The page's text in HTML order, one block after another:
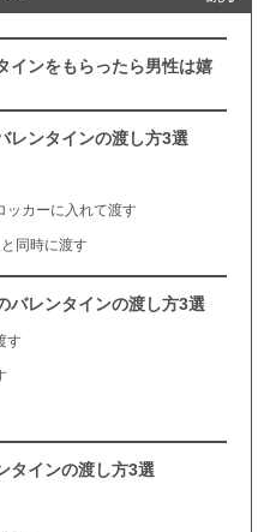
インをもらったら男性は嬉
レンタインの渡し方3選
カーに入れて渡す
同時に渡す
バレンタインの渡し方3選
す
タインの渡し方3選